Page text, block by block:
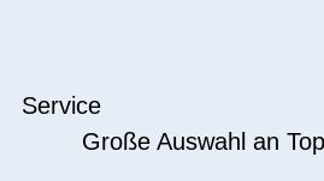
Service
Große Auswahl an